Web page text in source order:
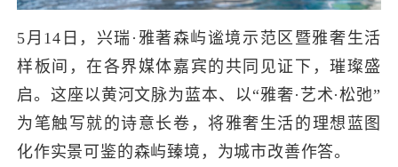
5 月 14 日， 兴瑞 ·雅著森屿谧境示范区暨雅奢生活
样板间，在各界媒体嘉宾的共同见证下，璀璨盛
启。 这座以黄河文脉为蓝本、以“雅奢·艺术·松弛”
为笔触写就的诗意长卷 ，将雅奢生活的理想蓝图
化作实景可鉴的森屿臻境，为城市改善作答。